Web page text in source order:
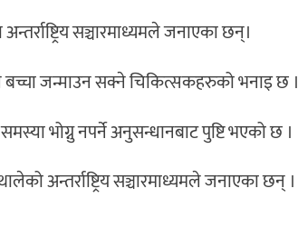
सञ्चारमाध्यमले जनाएका छन्।
जन्माउन सक्ने चिकित्सकहरुको भनाइ छ ।
भोग्नु नपर्ने अनुसन्धानबाट पुष्टि भएको छ ।
अन्तर्राष्ट्रिय सञ्चारमाध्यमले जनाएका छन् ।